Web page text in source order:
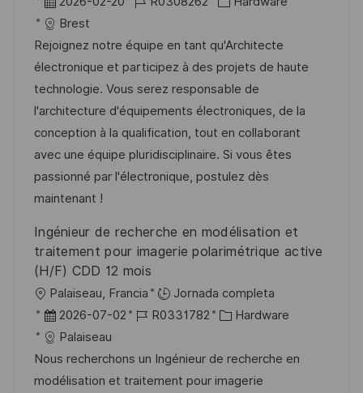
c
a
c
i
ó
n
c
a
c
i
ó
n
e
c
h
a
d
e
p
u
b
i
c
a
c
d
e
e
m
p
l
e
t
e
g
o
r
a
Brest
Rejoignez notre équipe en tant qu'Architecte
électronique et participez à des projets de haute
technologie. Vous serez responsable de
l'architecture d'équipements électroniques, de la
conception à la qualification, tout en collaborant
avec une équipe pluridisciplinaire. Si vous êtes
passionné par l'électronique, postulez dès
maintenant !
Ingénieur de recherche en modélisation et
traitement pour imagerie polarimétrique active
(H/F) CDD 12 mois
U
b
c
a
Palaiseau, Francia
Jornada completa
F
e
c
h
2026-07-02
I
d
e
R0331782
C
t
e
Hardware
Palaiseau
Nous recherchons un Ingénieur de recherche en
modélisation et traitement pour imagerie